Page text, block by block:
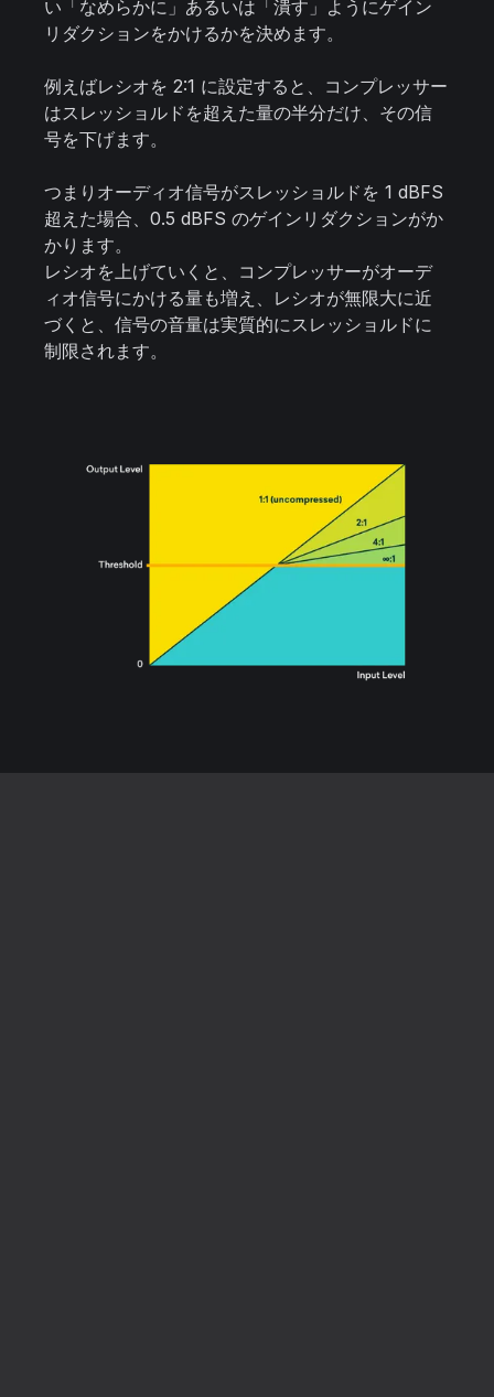
い「なめらかに」あるいは「潰す」ようにゲイン
リダクションをかけるかを決めます。
例えばレシオを 2:1 に設定すると、コンプレッサー
はスレッショルドを超えた量の半分だけ、その信
号を下げます。
つまりオーディオ信号がスレッショルドを 1 dBFS
超えた場合、0.5 dBFS のゲインリダクションがか
かります。
レシオを上げていくと、コンプレッサーがオーデ
ィオ信号にかける量も増え、レシオが無限大に近
づくと、信号の音量は実質的にスレッショルドに
制限されます。